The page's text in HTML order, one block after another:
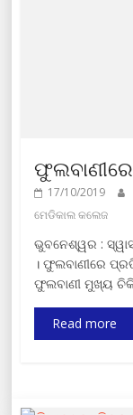
17/10/2019
ମେଡିକାଲ କଲେଜ
ଭୁବନେଶ୍ୱର :
। ଫୁଲବାଣୀରେ
ଫୁଲବାଣୀ ମୁଖ୍ୟ
Read more